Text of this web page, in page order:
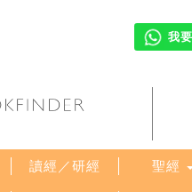
我
讀經／研經 聖經